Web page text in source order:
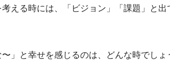
える時には、「ビジョン」「課題」と出
」と幸せを感じるのは、どんな時でしょ